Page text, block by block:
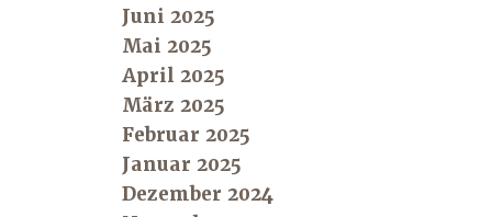
Juni 2025
Mai 2025
April 2025
März 2025
Februar 2025
Januar 2025
Dezember 2024